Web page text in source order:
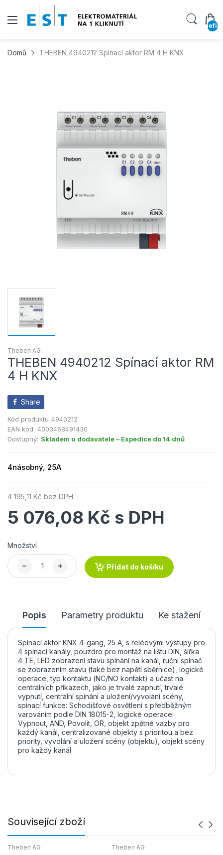
Domů THEBEN 4940212 Spínací aktor RM 4 H KNX
Theben AG
THEBEN 4940212 Spínací aktor RM
4 H KNX
Share
Kód produktu 4940212
EAN kód: 4003468491430
Dostupný: Skladem u dodavatele – Expedice do 14 dnů
4násobný, 25A
4 195,11 Kč bez DPH
5 076,08 Kč s DPH
Množství
Přidat do košíku
Popis Parametry produktu Ke stažení
Spínací aktor KNX 4-gang, 25 A, s reléovými výstupy pro
4 spínací kanály, pouzdro pro montáž na lištu DIN, šířka
4 TE, LED zobrazení stavu spínání na kanál, ruční spínač
se zobrazením stavu (také bez napětí sběrnice), logické
operace, typ kontaktu (NC/NO kontakt) a účast na
centrálních příkazech, jako je trvalé zapnutí, trvalé
vypnutí, centrální spínání a uložení/vyvolání scény,
spínací funkce: Schodišťové osvětlení s předběžným
varováním podle DIN 18015-2, logické operace:
Vypnout, AND, Povolit, OR, objekt zpětné vazby pro
každý kanál, centralizované objekty s prioritou a bez
priority, vyvolání a uložení scény (objektu), objekt scény
pro každý kanál
Související zboží
Theben AG Theben AG